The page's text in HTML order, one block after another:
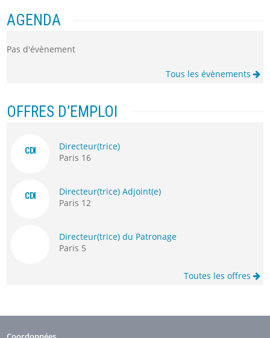
AGENDA
Pas d'évènement
Tous les évènements
OFFRES D’EMPLOI
CDI
Directeur(trice)
Paris 16
CDI
Directeur(trice) Adjoint(e)
Paris 12
Directeur(trice) du Patronage
Paris 5
Toutes les offres